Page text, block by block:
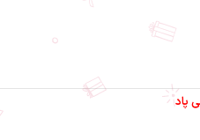
گلویی فلزی از جنس آلیاژ پرداخت
شده به همراه گوشت‌کوب
میلی‌متر)، درشت (8 میلی‌متر)
میزان خروجی : 1900
پاد